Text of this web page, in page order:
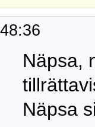
Näpsa,
Näpsa